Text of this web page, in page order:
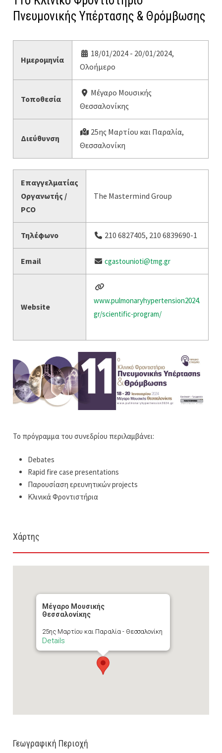
Πνευμονικής Υπέρτασης & Θρόμβωσης
Ημερομηνία
18/01/2024 - 20/01/2024,
Ολοήμερο
Τοποθεσία
Μέγαρο Μουσικής
Θεσσαλονίκης
Διεύθυνση
25ης Μαρτίου και Παραλία,
Θεσσαλονίκη
Επαγγελματίας
Οργανωτής /
PCO
The Mastermind Group
Τηλέφωνο 210 6827405, 210 6839690-1
Email cgastounioti@tmg.gr
Website
www.pulmonaryhypertension2024.
gr/scientific-program/
Το πρόγραμμα του συνεδρίου περιλαμβάνει:
Debates
Rapid fire case presentations
Παρουσίαση ερευνητικών projects
Κλινικά Φροντιστήρια
Χάρτης
Μέγαρο Μουσικής
Θεσσαλονίκης
25ης Μαρτίου και Παραλία - Θεσσαλονίκη
Details
Γεωγραφική Περιοχή